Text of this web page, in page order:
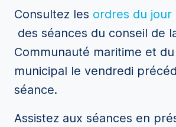
Consultez les ordres du jour
des séances du conseil de
Communauté maritime et
municipal le vendredi
séance.
Assistez aux séances en